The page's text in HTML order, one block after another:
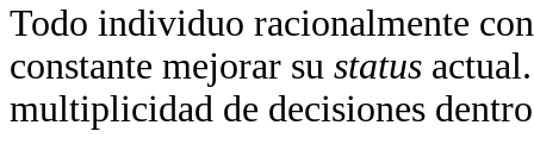
Todo individuo racionalmente
constante mejorar su status
multiplicidad de decisiones